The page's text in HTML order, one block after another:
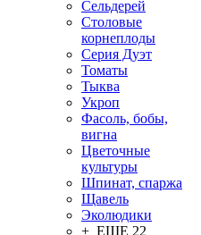
Сельдерей
Столовые
корнеплоды
Серия Дуэт
Томаты
Тыква
Укроп
Фасоль, бобы,
вигна
Цветочные
культуры
Шпинат, спаржа
Щавель
Эколюдики
+ ЕЩЕ 22